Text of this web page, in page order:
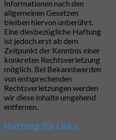
Informationen nach den
allgemeinen Gesetzen
bleiben hiervon unberührt.
Eine diesbezügliche Haftung
ist jedoch erst ab dem
Zeitpunkt der Kenntnis einer
konkreten Rechtsverletzung
möglich. Bei Bekanntwerden
von entsprechenden
Rechtsverletzungen werden
wir diese Inhalte umgehend
entfernen.
Haftung für Links